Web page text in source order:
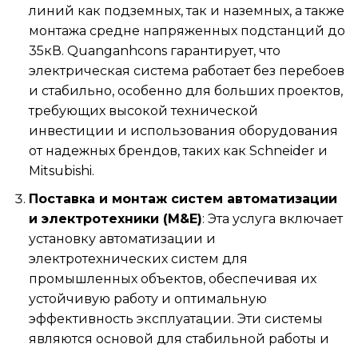
линий как подземных, так и наземных, а также
монтажа средне напряженных подстанций до
35кВ. Quanganhcons гарантирует, что
электрическая система работает без перебоев
и стабильно, особенно для больших проектов,
требующих высокой технической
инвестиции и использования оборудования
от надежных брендов, таких как Schneider и
Mitsubishi.
Поставка и монтаж систем автоматизации
и электротехники (M&E): Эта услуга включает
установку автоматизации и
электротехнических систем для
промышленных объектов, обеспечивая их
устойчивую работу и оптимальную
эффективность эксплуатации. Эти системы
являются основой для стабильной работы и